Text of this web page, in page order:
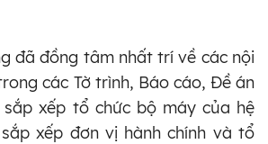
đã đồng tâm nhất trí về các nội
các Tờ trình, Báo cáo, Đề án
xếp tổ chức bộ máy của hệ
xếp đơn vị hành chính và tổ